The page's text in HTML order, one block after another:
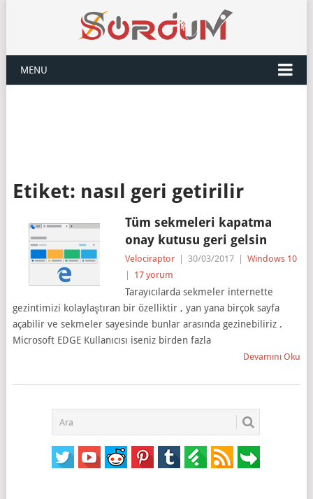
MENU
Etiket: nasıl geri getirilir
Tüm sekmeleri kapatma
onay kutusu geri gelsin
Velociraptor 30/03/2017
Windows 10
17 yorum
Tarayıcılarda sekmeler internette
gezintimizi kolaylaştıran bir özelliktir , yan yana birçok sayfa
açabilir ve sekmeler sayesinde bunlar arasında gezinebiliriz .
Microsoft EDGE Kullanıcısı iseniz birden fazla
Devamını Oku